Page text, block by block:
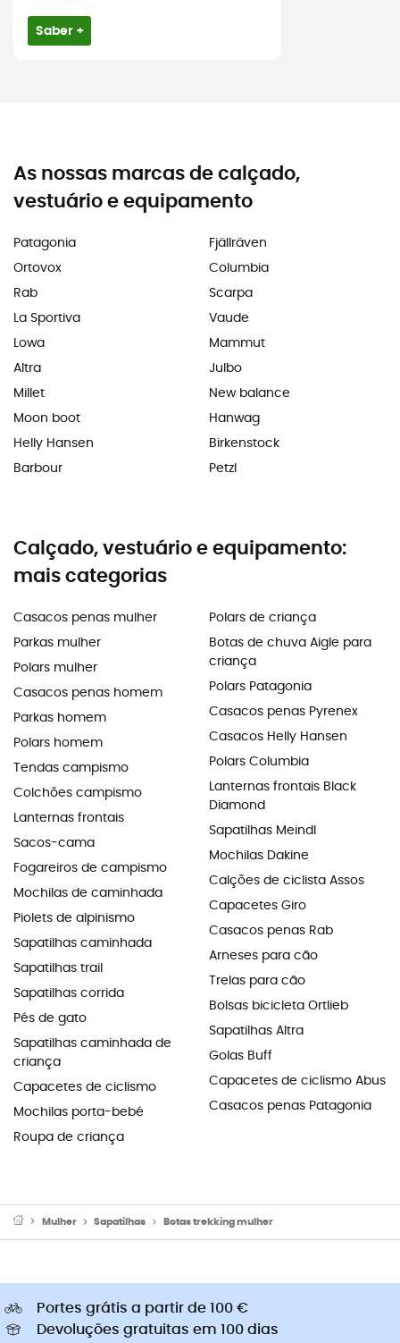
Saber +
As nossas marcas de calçado,
vestuário e equipamento
Patagonia
Ortovox
Rab
La Sportiva
Lowa
Altra
Millet
Moon boot
Helly Hansen
Barbour
Fjällräven
Columbia
Scarpa
Vaude
Mammut
Julbo
New balance
Hanwag
Birkenstock
Petzl
Calçado, vestuário e equipamento:
mais categorias
Casacos penas mulher
Parkas mulher
Polars mulher
Casacos penas homem
Parkas homem
Polars homem
Tendas campismo
Colchões campismo
Lanternas frontais
Sacos-cama
Fogareiros de campismo
Mochilas de caminhada
Piolets de alpinismo
Sapatilhas caminhada
Sapatilhas trail
Sapatilhas corrida
Pés de gato
Sapatilhas caminhada de
criança
Capacetes de ciclismo
Mochilas porta-bebé
Roupa de criança
Polars de criança
Botas de chuva Aigle para
criança
Polars Patagonia
Casacos penas Pyrenex
Casacos Helly Hansen
Polars Columbia
Lanternas frontais Black
Diamond
Sapatilhas Meindl
Mochilas Dakine
Calções de ciclista Assos
Capacetes Giro
Casacos penas Rab
Arneses para cão
Trelas para cão
Bolsas bicicleta Ortlieb
Sapatilhas Altra
Golas Buff
Capacetes de ciclismo Abus
Casacos penas Patagonia
Mulher Sapatilhas Botas trekking mulher
Portes grátis a partir de 100 €
Devoluções gratuitas em 100 dias